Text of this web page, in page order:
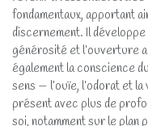
fondamentaux, apportant
discernement. Il
générosité et l’ouverture
également la conscience
sens — l’ouïe, l’odorat et
présent avec plus de
soi, notamment sur le plan